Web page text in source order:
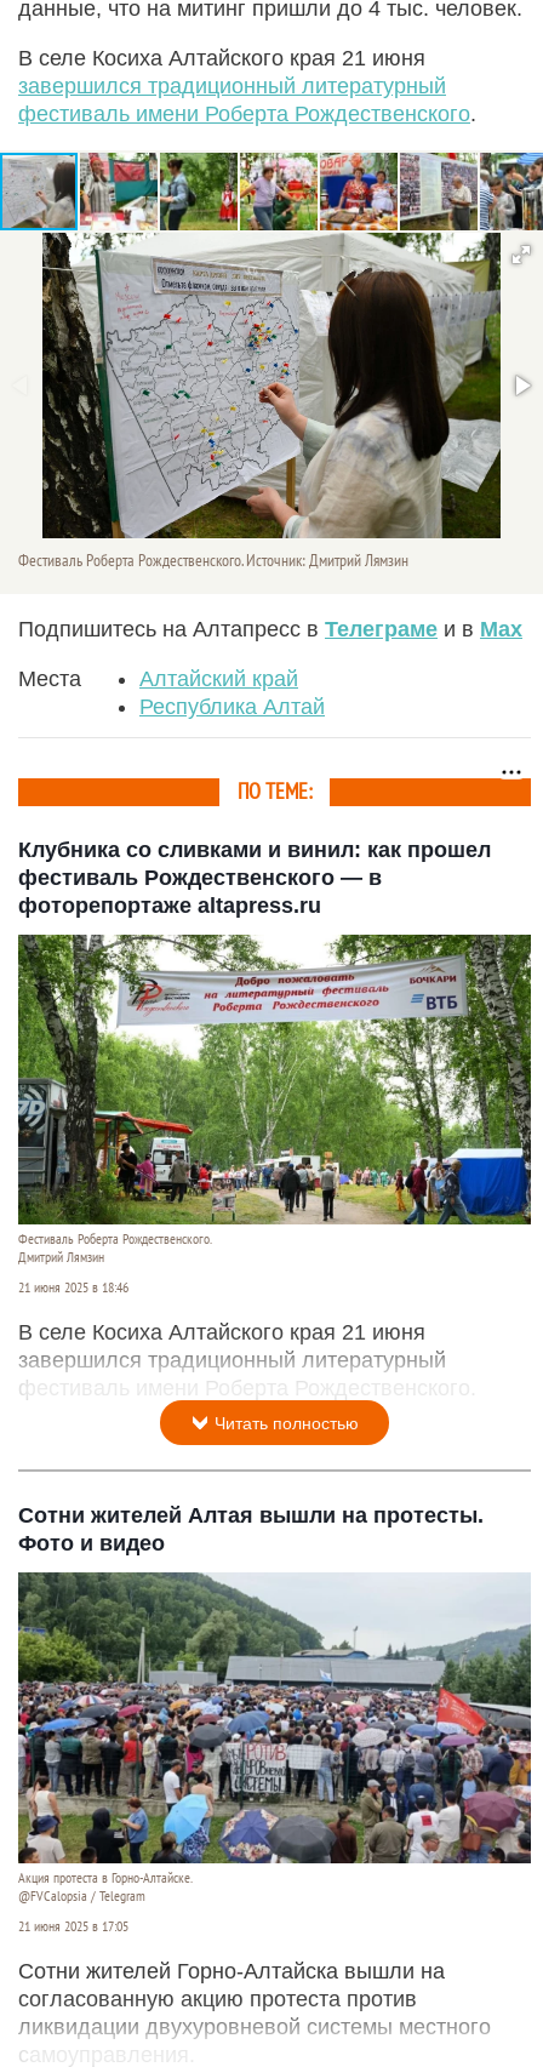
данные, что на митинг пришли до 4 тыс. человек.
В селе Косиха Алтайского края 21 июня
завершился традиционный литературный
фестиваль имени Роберта Рождественского.
Фестиваль Роберта Рождественского. Источник: Дмитрий Лямзин
Подпишитесь на Алтапресс в Телеграме и в Max
Места
Алтайский край
Республика Алтай
ПО ТЕМЕ:
Клубника со сливками и винил: как прошел
фестиваль Рождественского — в
фоторепортаже altapress.ru
Фестиваль Роберта Рождественского.
Дмитрий Лямзин
21 июня 2025 в 18:46
В селе Косиха Алтайского края 21 июня
завершился традиционный литературный
фестиваль имени Роберта Рождественского.
Читать полностью
Сотни жителей Алтая вышли на протесты.
Фото и видео
Акция протеста в Горно-Алтайске.
@FVCalopsia / Telegram
21 июня 2025 в 17:05
Сотни жителей Горно-Алтайска вышли на
согласованную акцию протеста против
ликвидации двухуровневой системы местного
самоуправления.